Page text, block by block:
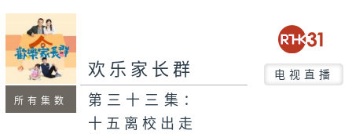
所有集数
欢乐家长群 电视直播
第三十三集：
十五离校出走